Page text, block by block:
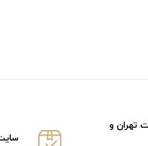
تهران و